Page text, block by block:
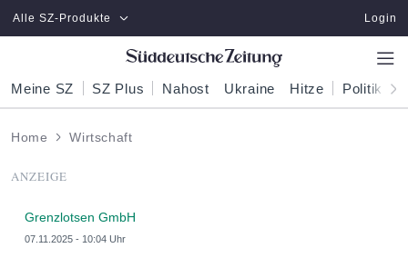
Zum Hauptinhalt springen
Alle SZ-Produkte Login
Meine SZ SZ Plus Nahost Ukraine Hitze Politik
Home Wirtschaft
ANZEIGE
Grenzlotsen GmbH
07.11.2025 - 10:04 Uhr